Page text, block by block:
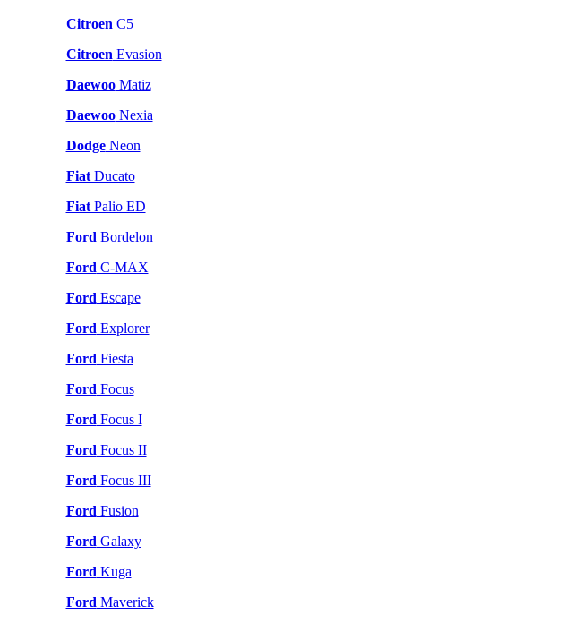
Citroen C5
Citroen Evasion
DaewooMatiz
DaewooNexia
DodgeNeon
FiatDucato
FiatPalio ED
Ford Bordelon
Ford C-MAX
Ford Escape
Ford Explorer
Ford Fiesta
Ford Focus
Ford Focus I
Ford Focus II
Ford Focus III
Ford Fusion
Ford Galaxy
Ford Kuga
Ford Maverick